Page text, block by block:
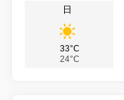
日
33°C
24°C